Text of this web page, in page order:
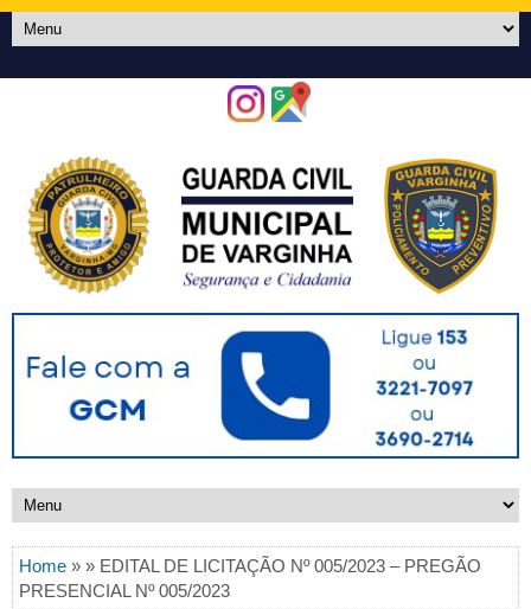
Home » » EDITAL DE LICITAÇÃO Nº 005/2023 – PREGÃO
PRESENCIAL Nº 005/2023